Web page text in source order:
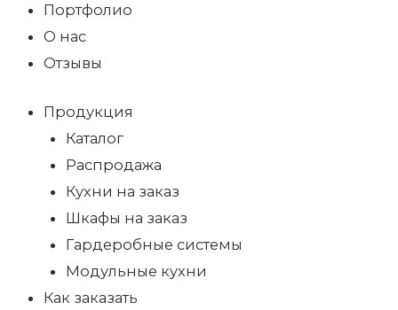
Портфолио
О нас
Отзывы
Продукция
Каталог
Распродажа
Кухни на заказ
Шкафы на заказ
Гардеробные системы
Модульные кухни
Как заказать